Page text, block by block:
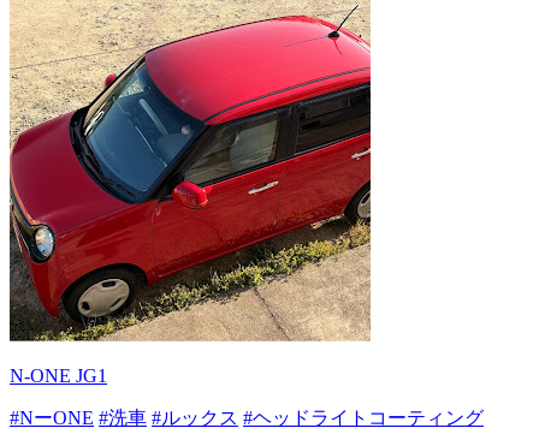
N-ONE JG1
#NーONE #洗車 #ルックス #ヘッドライトコーティング